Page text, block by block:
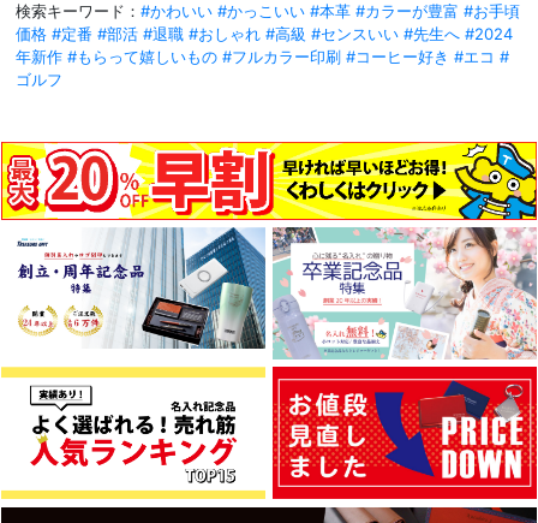
検索キーワード： #かわいい #かっこいい #本革 #カラーが豊富 #お手頃
価格 #定番 #部活 #退職 #おしゃれ #高級 #センスいい #先生へ #2024
年新作 #もらって嬉しいもの #フルカラー印刷 #コーヒー好き #エコ #
ゴルフ